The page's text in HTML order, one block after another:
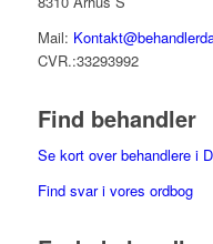
Mail:
CVR.:33293992
Find behandler
Se kort over behandlere i
Find svar i vores ordbog